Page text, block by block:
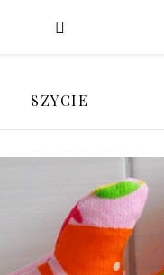
SZYCIE